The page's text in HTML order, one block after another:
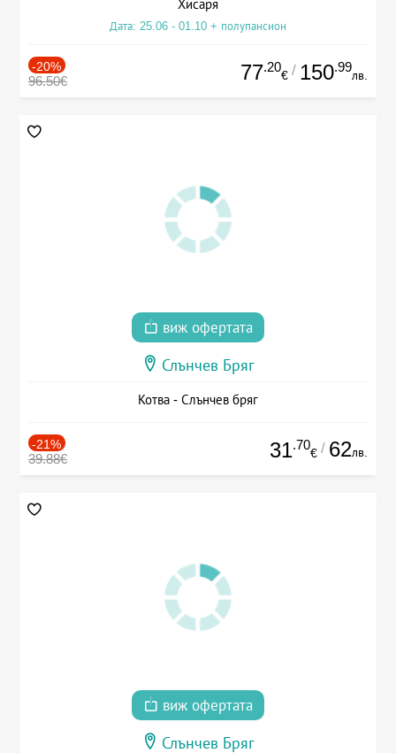
Хисаря
Дата: 25.06 - 01.10 + полупансион
-20%
96.50€ 77.20
€ / 150.99
лв.
виж офертата
Слънчев Бряг
Котва - Слънчев бряг
-21%
39.88€ 31.70
€ / 62лв.
виж офертата
Слънчев Бряг